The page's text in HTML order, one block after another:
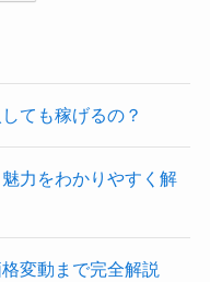
ても稼げるの？
力をわかりやすく解
変動まで完全解説